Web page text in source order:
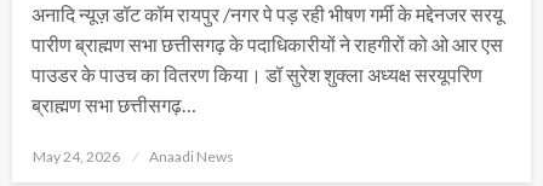
अनादि न्यूज़ डॉट कॉम रायपुर /नगर पे पड़ रही भीषण गर्मी के मद्देनजर सरयू
पारीण ब्राह्मण सभा छत्तीसगढ़ के पदाधिकारीयों ने राहगीरों को ओ आर एस
पाउडर के पाउच का वितरण किया। डॉ सुरेश शुक्ला अध्यक्ष सरयूपरिण
ब्राह्मण सभा छत्तीसगढ़…
Posted
May 24, 2026 Anaadi News